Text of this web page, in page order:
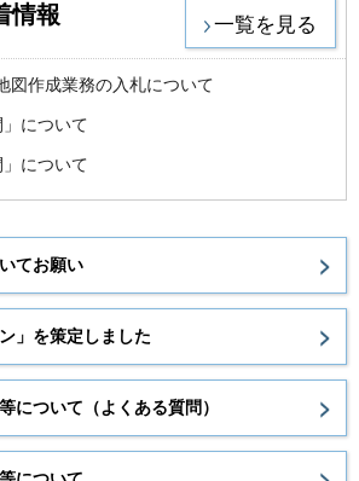
情報 一覧を見る
図作成業務の入札について
について
について
てお願い
」を策定しました
について（よくある質問）